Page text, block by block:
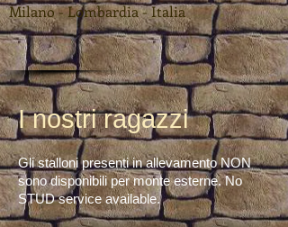
Milano - Lombardia - Italia
I nostri ragazzi
Gli stalloni presenti in allevamento NON
sono disponibili per monte esterne. No
STUD service available.